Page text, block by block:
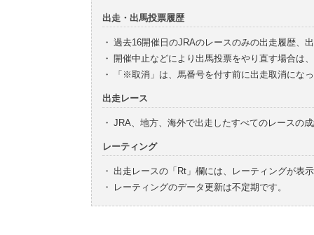
出走・出馬投票履歴
・ 過去16開催日のJRAのレースのみの出走履歴、
・ 開催中止などにより出馬投票をやり直す場合は
・
「※取消」は、馬番号を付す前に出走取消にな
出走レース
・ JRA、地方、海外で出走したすべてのレースの
レーティング
・ 出走レースの「Rt」欄には、レーティングが表
・
レーティングのデータ更新は不定期です。